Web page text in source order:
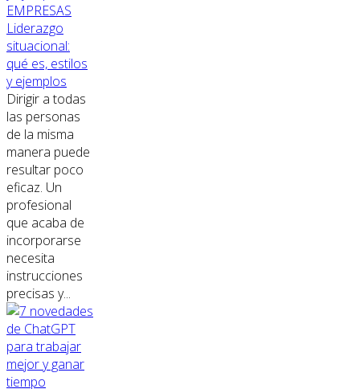
EMPRESAS
Liderazgo
situacional:
qué es, estilos
y ejemplos
Dirigir a todas
las personas
de la misma
manera puede
resultar poco
eficaz. Un
profesional
que acaba de
incorporarse
necesita
instrucciones
precisas y...